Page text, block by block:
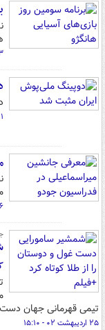
۳ مهر
۱ شهریور ۰۲ - ۱۲:۱۶
۱۶
تیمی قهرمانی جهان
۲۵ اردیبهشت ۰۲ - ۱۵:۱۰